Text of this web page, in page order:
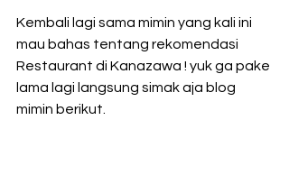
Kembali lagi sama mimin yang kali ini
mau bahas tentang rekomendasi
Restaurant di Kanazawa ! yuk ga pake
lama lagi langsung simak aja blog
mimin berikut.